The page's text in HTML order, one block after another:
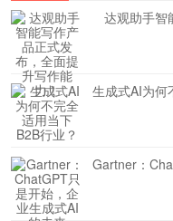
达观助手智
生成式AI为何
Gartner：